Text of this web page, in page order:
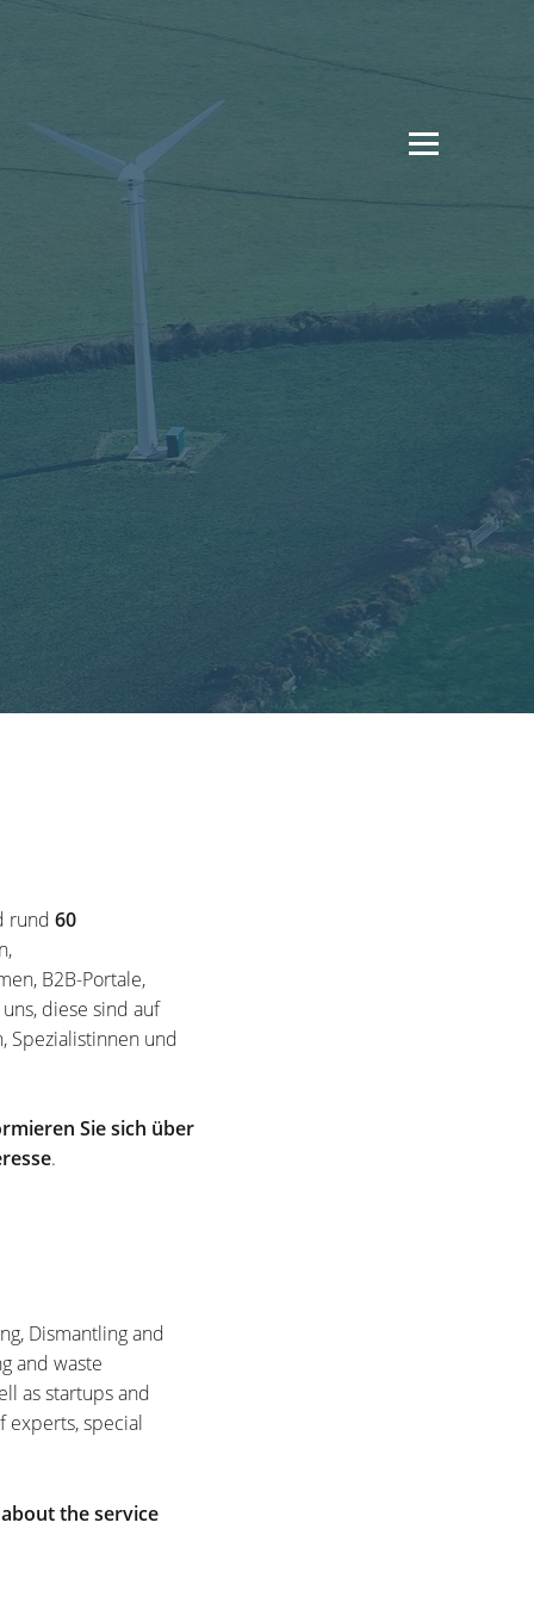
rund 60
B2B-Portale,
diese sind auf
Spezialistinnen und
Sie sich über
.
Dismantling and
and waste
as startups and
experts, special
the service